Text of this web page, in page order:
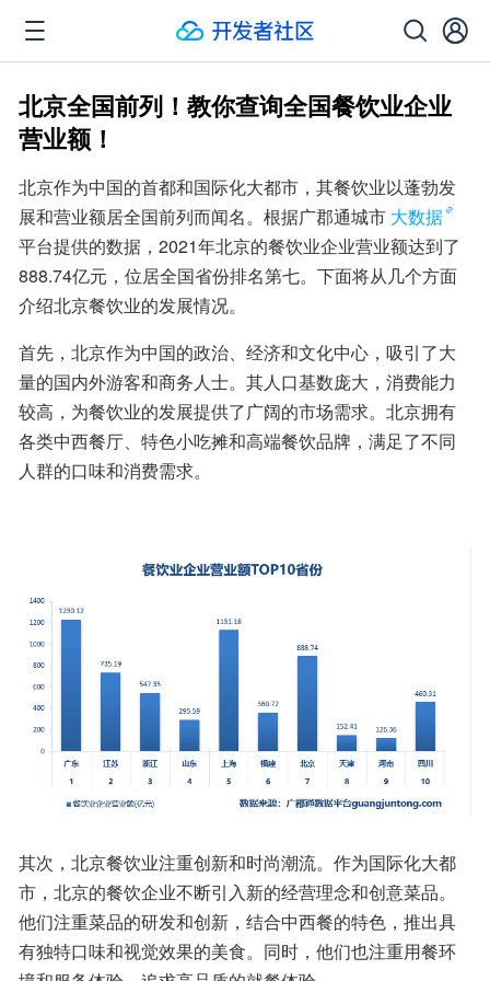
北京全国前列！教你查询全国餐饮业企业
营业额！
北京作为中国的首都和国际化大都市，其餐饮业以蓬勃发
展和营业额居全国前列而闻名。根据广郡通城市 大数据
平台提供的数据，2021年北京的餐饮业企业营业额达到了
888.74亿元，位居全国省份排名第七。下面将从几个方面
介绍北京餐饮业的发展情况。
首先，北京作为中国的政治、经济和文化中心，吸引了大
量的国内外游客和商务人士。其人口基数庞大，消费能力
较高，为餐饮业的发展提供了广阔的市场需求。北京拥有
各类中西餐厅、特色小吃摊和高端餐饮品牌，满足了不同
人群的口味和消费需求。
其次，北京餐饮业注重创新和时尚潮流。作为国际化大都
市，北京的餐饮企业不断引入新的经营理念和创意菜品。
他们注重菜品的研发和创新，结合中西餐的特色，推出具
有独特口味和视觉效果的美食。同时，他们也注重用餐环